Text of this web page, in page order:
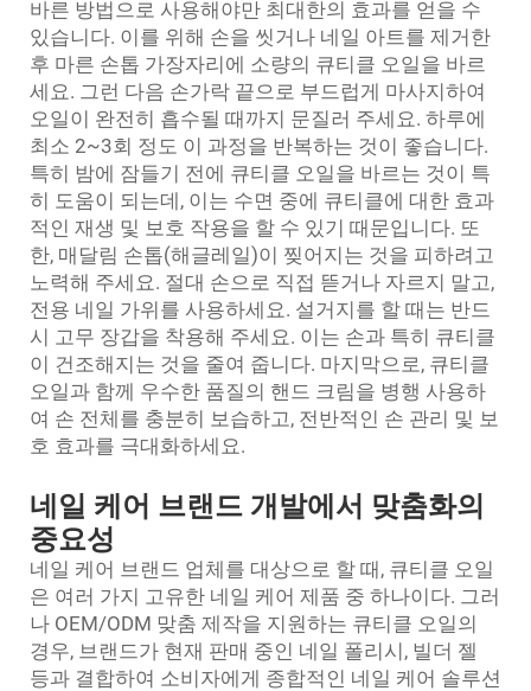
바른 방법으로 사용해야만 최대한의 효과를 얻을 수
있습니다. 이를 위해 손을 씻거나 네일 아트를 제거한
후 마른 손톱 가장자리에 소량의 큐티클 오일을 바르
세요. 그런 다음 손가락 끝으로 부드럽게 마사지하여
오일이 완전히 흡수될 때까지 문질러 주세요. 하루에
최소 2~3회 정도 이 과정을 반복하는 것이 좋습니다.
특히 밤에 잠들기 전에 큐티클 오일을 바르는 것이 특
히 도움이 되는데, 이는 수면 중에 큐티클에 대한 효과
적인 재생 및 보호 작용을 할 수 있기 때문입니다. 또
한, 매달림 손톱(해글레일)이 찢어지는 것을 피하려고
노력해 주세요. 절대 손으로 직접 뜯거나 자르지 말고,
전용 네일 가위를 사용하세요. 설거지를 할 때는 반드
시 고무 장갑을 착용해 주세요. 이는 손과 특히 큐티클
이 건조해지는 것을 줄여 줍니다. 마지막으로, 큐티클
오일과 함께 우수한 품질의 핸드 크림을 병행 사용하
여 손 전체를 충분히 보습하고, 전반적인 손 관리 및 보
호 효과를 극대화하세요.
네일 케어 브랜드 개발에서 맞춤화의
중요성
네일 케어 브랜드 업체를 대상으로 할 때, 큐티클 오일
은 여러 가지 고유한 네일 케어 제품 중 하나이다. 그러
나 OEM/ODM 맞춤 제작을 지원하는 큐티클 오일의
경우, 브랜드가 현재 판매 중인 네일 폴리시, 빌더 젤
등과 결합하여 소비자에게 종합적인 네일 케어 솔루션